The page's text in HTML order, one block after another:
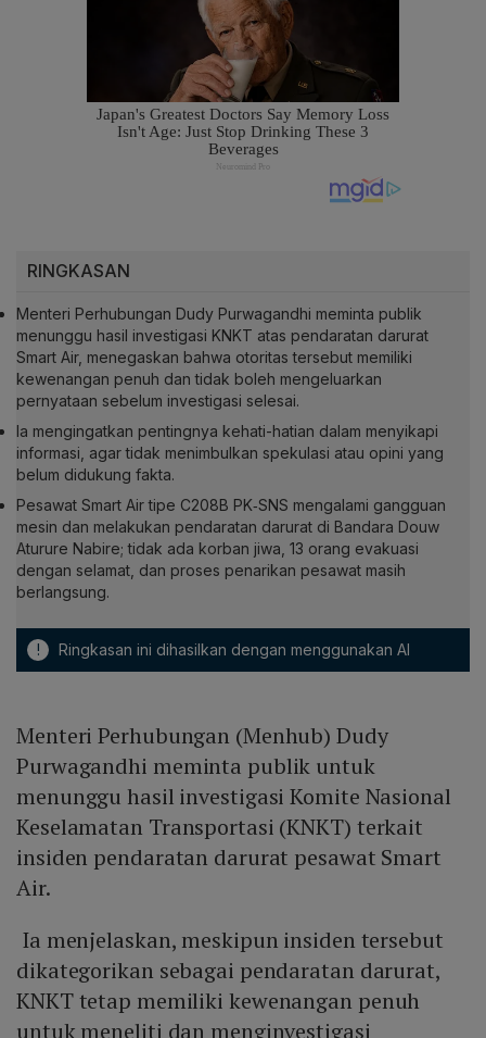
RINGKASAN
Menteri Perhubungan Dudy Purwagandhi meminta publik
menunggu hasil investigasi KNKT atas pendaratan darurat
Smart Air, menegaskan bahwa otoritas tersebut memiliki
kewenangan penuh dan tidak boleh mengeluarkan
pernyataan sebelum investigasi selesai.
Ia mengingatkan pentingnya kehati-hatian dalam menyikapi
informasi, agar tidak menimbulkan spekulasi atau opini yang
belum didukung fakta.
Pesawat Smart Air tipe C208B PK‑SNS mengalami gangguan
mesin dan melakukan pendaratan darurat di Bandara Douw
Aturure Nabire; tidak ada korban jiwa, 13 orang evakuasi
dengan selamat, dan proses penarikan pesawat masih
berlangsung.
! Ringkasan ini dihasilkan dengan menggunakan AI
Menteri Perhubungan (Menhub) Dudy
Purwagandhi meminta publik untuk
menunggu hasil investigasi Komite Nasional
Keselamatan Transportasi (KNKT) terkait
insiden pendaratan darurat pesawat Smart
Air.
Ia menjelaskan, meskipun insiden tersebut
dikategorikan sebagai pendaratan darurat,
KNKT tetap memiliki kewenangan penuh
untuk meneliti dan menginvestigasi